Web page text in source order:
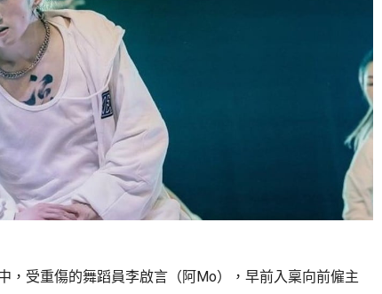
，受重傷的舞蹈員李啟言（阿Mo），早前入稟向前僱主